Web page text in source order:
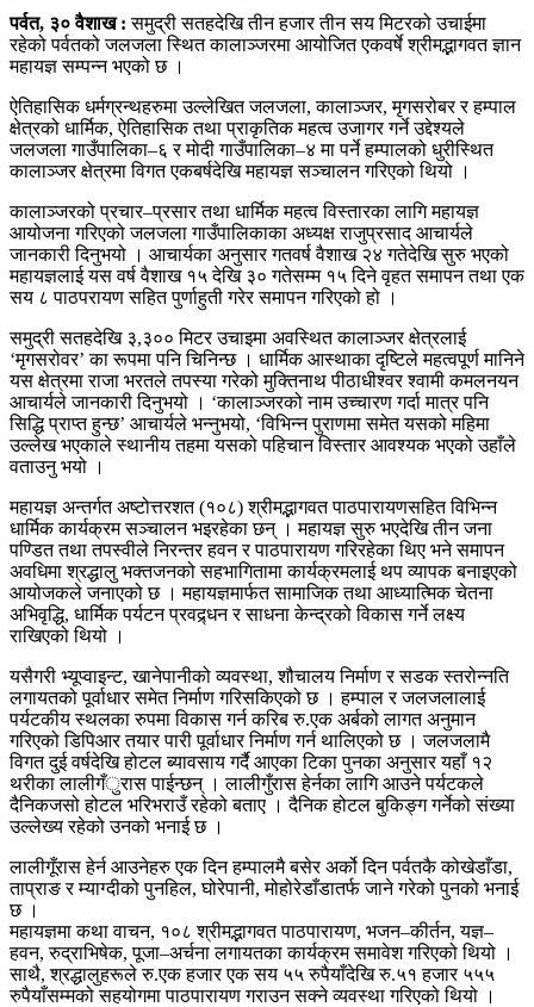
पर्वत, ३० वैशाख : समुद्री सतहदेखि तीन हजार तीन सय मिटरको उचाईमा
रहेको पर्वतको जलजला स्थित कालाञ्जरमा आयोजित एकवर्षे श्रीमद्भागवत ज्ञान
महायज्ञ सम्पन्न भएको छ ।
ऐतिहासिक धर्मग्रन्थहरुमा उल्लेखित जलजला, कालाञ्जर, मृगसरोबर र हम्पाल
क्षेत्रको धार्मिक, ऐतिहासिक तथा प्राकृतिक महत्व उजागर गर्ने उद्देश्यले
जलजला गाउँपालिका–६ र मोदी गाउँपालिका–४ मा पर्ने हम्पालको धुरीस्थित
कालाञ्जर क्षेत्रमा विगत एकबर्षदेखि महायज्ञ सञ्चालन गरिएको थियो ।
कालाञ्जरको प्रचार–प्रसार तथा धार्मिक महत्व विस्तारका लागि महायज्ञ
आयोजना गरिएको जलजला गाउँपालिकाका अध्यक्ष राजुप्रसाद आचार्यले
जानकारी दिनुभयो । आचार्यका अनुसार गतवर्ष वैशाख २४ गतेदेखि सुरु भएको
महायज्ञलाई यस वर्ष वैशाख १५ देखि ३० गतेसम्म १५ दिने वृहत समापन तथा एक
सय ८ पाठपरायण सहित पुर्णाहुती गरेर समापन गरिएको हो ।
समुद्री सतहदेखि ३,३०० मिटर उचाइमा अवस्थित कालाञ्जर क्षेत्रलाई
‘मृगसरोवर’ का रूपमा पनि चिनिन्छ । धार्मिक आस्थाका दृष्टिले महत्वपूर्ण मानिने
यस क्षेत्रमा राजा भरतले तपस्या गरेको मुक्तिनाथ पीठाधीश्वर श्वामी कमलनयन
आचार्यले जानकारी दिनुभयो । ‘कालाञ्जरको नाम उच्चारण गर्दा मात्र पनि
सिद्धि प्राप्त हुन्छ’ आचार्यले भन्नुभयो, ‘विभिन्न पुराणमा समेत यसको महिमा
उल्लेख भएकाले स्थानीय तहमा यसको पहिचान विस्तार आवश्यक भएको उहाँले
वताउनु भयो ।
महायज्ञ अन्तर्गत अष्टोत्तरशत (१०८) श्रीमद्भागवत पाठपारायणसहित विभिन्न
धार्मिक कार्यक्रम सञ्चालन भइरहेका छन् । महायज्ञ सुरु भएदेखि तीन जना
पण्डित तथा तपस्वीले निरन्तर हवन र पाठपारायण गरिरहेका थिए भने समापन
अवधिमा श्रद्धालु भक्तजनको सहभागितामा कार्यक्रमलाई थप व्यापक बनाइएको
आयोजकले जनाएको छ । महायज्ञमार्फत सामाजिक तथा आध्यात्मिक चेतना
अभिवृद्धि, धार्मिक पर्यटन प्रवद्र्धन र साधना केन्द्रको विकास गर्ने लक्ष्य
राखिएको थियो ।
यसैगरी भ्यूप्वाइन्ट, खानेपानीको व्यवस्था, शौचालय निर्माण र सडक स्तरोन्नति
लगायतको पूर्वाधार समेत निर्माण गरिसकिएको छ । हम्पाल र जलजलालाई
पर्यटकीय स्थलका रुपमा विकास गर्न करिब रु.एक अर्बको लागत अनुमान
गरिएको डिपिआर तयार पारी पूर्वाधार निर्माण गर्न थालिएको छ । जलजलामै
विगत दुई वर्षदेखि होटल ब्यावसाय गर्दै आएका टिका पुनका अनुसार यहाँ १२
थरीका लालीगँुरास पाईन्छन् । लालीगुँरास हेर्नका लागि आउने पर्यटकले
दैनिकजसो होटल भरिभराउँ रहेको बताए । दैनिक होटल बुकिङ्ग गर्नेको संख्या
उल्लेख्य रहेको उनको भनाई छ ।
लालीगूँरास हेर्न आउनेहरु एक दिन हम्पालमै बसेर अर्को दिन पर्वतकै कोखेडाँडा,
ताप्राङ र म्याग्दीको पुनहिल, घोरेपानी, मोहोरेडाँडातर्फ जाने गरेको पुनको भनाई
छ ।
महायज्ञमा कथा वाचन, १०८ श्रीमद्भागवत पाठपारायण, भजन–कीर्तन, यज्ञ–
हवन, रुद्राभिषेक, पूजा–अर्चना लगायतका कार्यक्रम समावेश गरिएको थियो ।
साथै, श्रद्धालुहरूले रु.एक हजार एक सय ५५ रुपैयाँदेखि रु.५१ हजार ५५५
रुपैयाँसम्मको सहयोगमा पाठपारायण गराउन सक्ने व्यवस्था गरिएको थियो ।